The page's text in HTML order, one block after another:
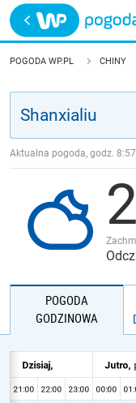
Trwa ładowanie
POLSKA
JAKOŚĆ POWIETRZA
POGODA WP.PL CHINY
Aktualna pogoda, godz. 8:57
POGODA
GODZINOWA